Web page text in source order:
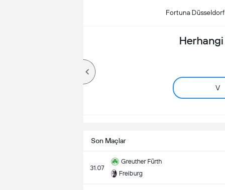
Fortuna Düsseldorf
V
Son Maçlar
31.07
Greuther Fürth
Freiburg